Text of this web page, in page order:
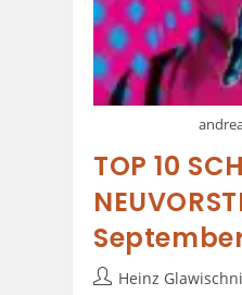
TOP 10
Heinz